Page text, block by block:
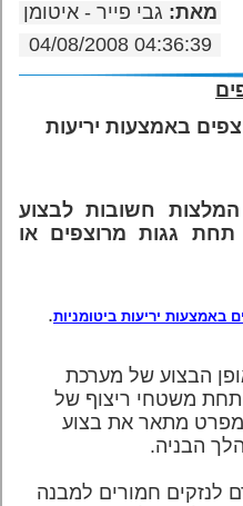
מאת: גבי פייר - איטומן
04/08/2008 04:36:39
באמצעות יריעות
חשובות לבצוע
תחת גגות מרוצפים או
באמצעות יריעות ביטומניות.
הבצוע של מערכת
תחת משטחי ריצוף של
מתאר את בצוע
הבניה.
לנזקים חמורים למבנה